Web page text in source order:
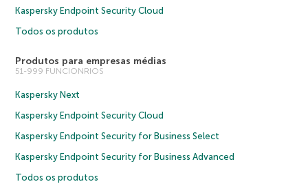
Kaspersky Endpoint Security Cloud
Todos os produtos
Produtos para empresas médias
51-999 FUNCIONRIOS
Kaspersky Next
Kaspersky Endpoint Security Cloud
Kaspersky Endpoint Security for Business Select
Kaspersky Endpoint Security for Business Advanced
Todos os produtos